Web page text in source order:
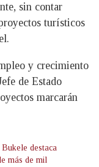
sin contar
turísticos
y crecimiento
de Estado
marcarán
Bukele destaca
más de mil